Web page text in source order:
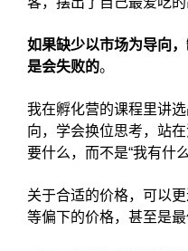
如果缺少以市场为导向
是会失败的。
我在孵化营的课程里讲
向，学会换位思考，站
要什么，而不是“我有什么
关于合适的价格，可以
等偏下的价格，甚至是最